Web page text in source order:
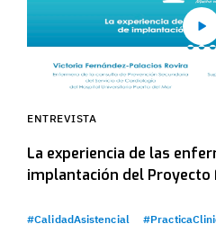
ENTREVISTA
La experiencia de las
implantación del Proyecto
#CalidadAsistencial